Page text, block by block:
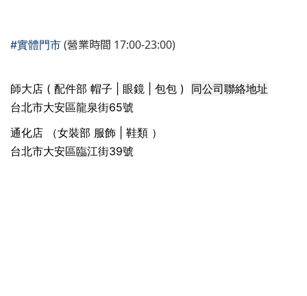
#實體門市 (營業時間 17:00-23:00)
師大店 ( 配件部 帽子 | 眼鏡 | 包包 ) 同公司聯絡地址
台北市大安區龍泉街65號
通化店 （女裝部 服飾 | 鞋類 ）
台北市大安區臨江街39號